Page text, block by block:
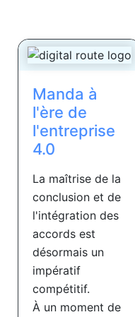
Manda à
l'ère de
l'entreprise
4.0
La maîtrise de la
conclusion et de
l'intégration des
accords est
désormais un
impératif
compétitif.
À un moment de